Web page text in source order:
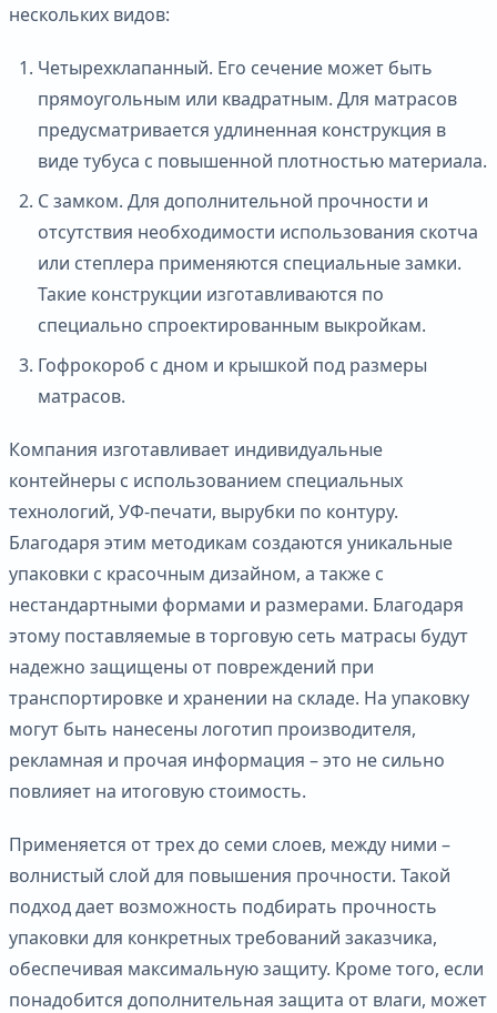
нескольких видов:
Четырехклапанный. Его сечение может быть
прямоугольным или квадратным. Для матрасов
предусматривается удлиненная конструкция в
виде тубуса с повышенной плотностью материала.
С замком. Для дополнительной прочности и
отсутствия необходимости использования скотча
или степлера применяются специальные замки.
Такие конструкции изготавливаются по
специально спроектированным выкройкам.
Гофрокороб с дном и крышкой под размеры
матрасов.
Компания изготавливает индивидуальные
контейнеры с использованием специальных
технологий, УФ-печати, вырубки по контуру.
Благодаря этим методикам создаются уникальные
упаковки с красочным дизайном, а также с
нестандартными формами и размерами. Благодаря
этому поставляемые в торговую сеть матрасы будут
надежно защищены от повреждений при
транспортировке и хранении на складе. На упаковку
могут быть нанесены логотип производителя,
рекламная и прочая информация – это не сильно
повлияет на итоговую стоимость.
Применяется от трех до семи слоев, между ними –
волнистый слой для повышения прочности. Такой
подход дает возможность подбирать прочность
упаковки для конкретных требований заказчика,
обеспечивая максимальную защиту. Кроме того, если
понадобится дополнительная защита от влаги, может